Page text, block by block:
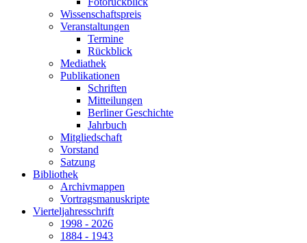
Wissenschaftspreis
Veranstaltungen
Termine
Rückblick
Mediathek
Publikationen
Schriften
Mitteilungen
Berliner Geschichte
Jahrbuch
Mitgliedschaft
Vorstand
Satzung
Bibliothek
Archivmappen
Vortragsmanuskripte
Vierteljahresschrift
1998 - 2026
1884 - 1943